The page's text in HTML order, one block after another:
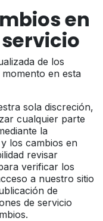
en
de los
en esta
sola discreción,
cualquier parte
la
los cambios en
revisar
verificar los
a nuestro sitio
de
de servicio